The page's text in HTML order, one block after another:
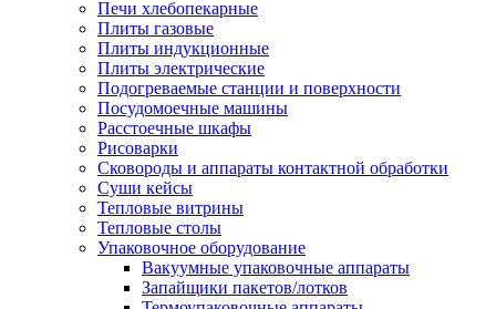
Печи хлебопекарные
Плиты газовые
Плиты индукционные
Плиты электрические
Подогреваемые станции и поверхности
Посудомоечные машины
Расстоечные шкафы
Рисоварки
Сковороды и аппараты контактной обработки
Суши кейсы
Тепловые витрины
Тепловые столы
Упаковочное оборудование
Вакуумные упаковочные аппараты
Запайщики пакетов/лотков